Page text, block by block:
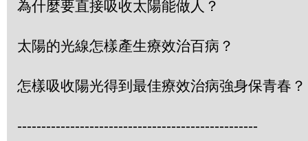
為什麼要直接吸收太陽能做人？
太陽的光線怎樣產生療效治百病？
怎樣吸收陽光得到最佳療效治病強身保青春？
--------------------------------------------------